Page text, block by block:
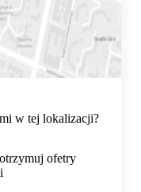
w tej lokalizacji?
ofetry